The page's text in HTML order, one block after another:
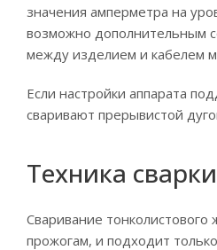
значения амперметра на
возможно дополнительным
между изделием и кабелем
Если настройки аппарата
сваривают прерывистой
Техника сварки
Сваривание тонколистового
прожогам, и подходит